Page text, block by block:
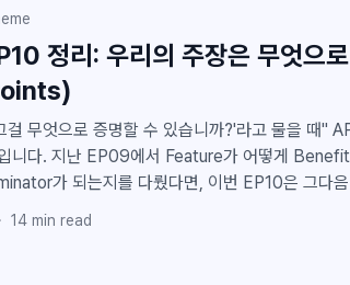
고객과 경쟁 구도를 기준으로 이길 수 있는 가격·
합니다. 이번 글에서는 이 원칙을 한국 제안서 실
. 많
정리: 우리의 주장은 무엇으
으로 증명할 수 있습니까?'라고 물을 때" APMP EP10의 주제는
이 되고, 그 Benefit이
가 되는지를 다뤘다면, 이번 EP10은 그다
믿게 만들 것인가 하는 질문입니다. 제안서에 자주 등장하는 문장
· 14 min read